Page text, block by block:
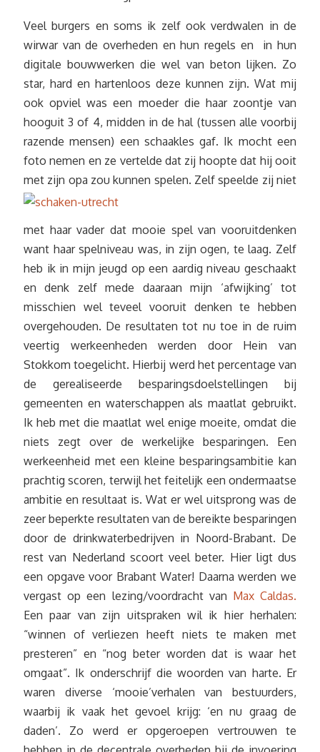
Veel burgers en soms ik zelf ook verdwalen in de
wirwar van de overheden en hun regels en in hun
digitale bouwwerken die wel van beton lijken. Zo
star, hard en hartenloos deze kunnen zijn. Wat mij
ook opviel was een moeder die haar zoontje van
hooguit 3 of 4, midden in de hal (tussen alle voorbij
razende mensen) een schaakles gaf. Ik mocht een
foto nemen en ze vertelde dat zij hoopte dat hij ooit
met zijn opa zou kunnen spelen. Zelf speelde zij niet
met haar vader dat mooie spel van vooruitdenken
want haar spelniveau was, in zijn ogen, te laag. Zelf
heb ik in mijn jeugd op een aardig niveau geschaakt
en denk zelf mede daaraan mijn ‘afwijking’ tot
misschien wel teveel vooruit denken te hebben
overgehouden. De resultaten tot nu toe in de ruim
veertig werkeenheden werden door Hein van
Stokkom toegelicht. Hierbij werd het percentage van
de gerealiseerde besparingsdoelstellingen bij
gemeenten en waterschappen als maatlat gebruikt.
Ik heb met die maatlat wel enige moeite, omdat die
niets zegt over de werkelijke besparingen. Een
werkeenheid met een kleine besparingsambitie kan
prachtig scoren, terwijl het feitelijk een ondermaatse
ambitie en resultaat is. Wat er wel uitsprong was de
zeer beperkte resultaten van de bereikte besparingen
door de drinkwaterbedrijven in Noord-Brabant. De
rest van Nederland scoort veel beter. Hier ligt dus
een opgave voor Brabant Water! Daarna werden we
vergast op een lezing/voordracht van Max Caldas.
Een paar van zijn uitspraken wil ik hier herhalen:
“winnen of verliezen heeft niets te maken met
presteren” en “nog beter worden dat is waar het
omgaat”. Ik onderschrijf die woorden van harte. Er
waren diverse ‘mooie’verhalen van bestuurders,
waarbij ik vaak het gevoel krijg: ‘en nu graag de
daden’. Zo werd er opgeroepen vertrouwen te